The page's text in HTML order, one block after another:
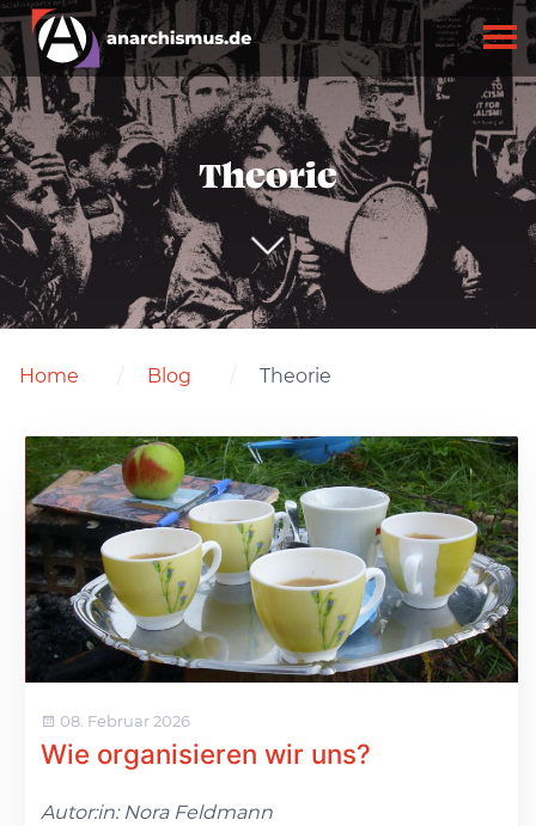
Theorie
Home Blog Theorie
08. Februar 2026
Wie organisieren wir uns?
Autor:in: Nora Feldmann